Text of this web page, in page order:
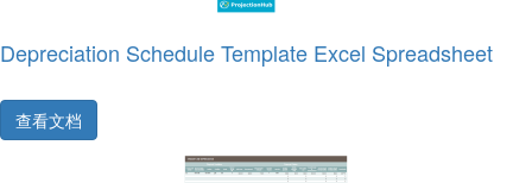
Depreciation Schedule Template Excel Spreadsheet
查看文档